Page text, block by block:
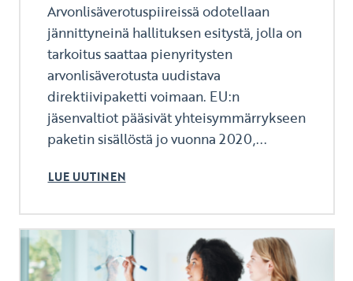
Arvonlisäverotuspiireissä odotellaan
jännittyneinä hallituksen esitystä, jolla on
tarkoitus saattaa pienyritysten
arvonlisäverotusta uudistava
direktiivipaketti voimaan. EU:n
jäsenvaltiot pääsivät yhteisymmärrykseen
paketin sisällöstä jo vuonna 2020,...
LUE UUTINEN